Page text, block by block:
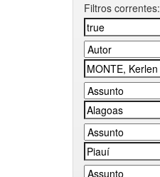
Filtros correntes: